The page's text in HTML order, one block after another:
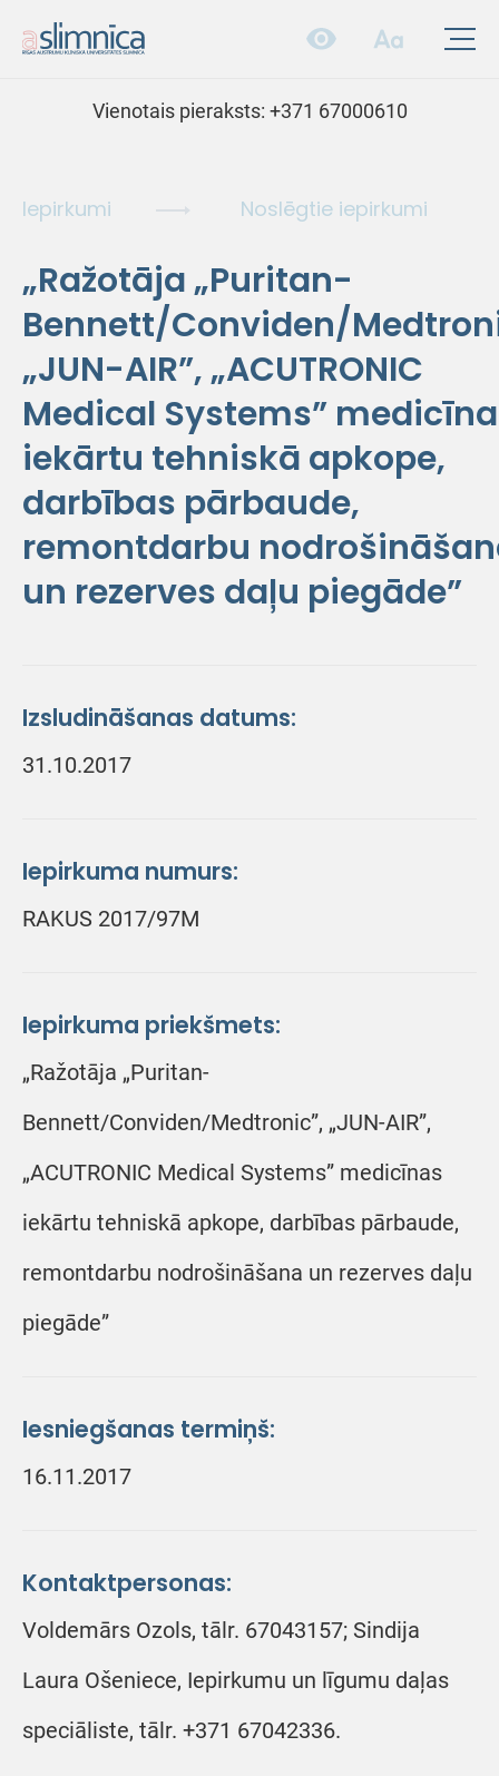
Vienotais pieraksts: +371 67000610
Iepirkumi Noslēgtie iepirkumi
„Ražotāja „Puritan-
Bennett/Conviden/
„JUN-AIR”, „ACUTRONIC
Medical Systems”
iekārtu tehniskā apkope,
darbības pārbaude,
remontdarbu
un rezerves daļu piegāde”
Izsludināšanas datums:
31.10.2017
Iepirkuma numurs:
RAKUS 2017/97M
Iepirkuma priekšmets:
„Ražotāja „Puritan-
Bennett/Conviden/Medtronic”, „JUN-AIR”,
„ACUTRONIC Medical Systems” medicīnas
iekārtu tehniskā apkope, darbības pārbaude,
remontdarbu nodrošināšana un rezerves daļu
piegāde”
Iesniegšanas termiņš:
16.11.2017
Kontaktpersonas:
Voldemārs Ozols, tālr. 67043157; Sindija
Laura Ošeniece, Iepirkumu un līgumu daļas
speciāliste, tālr. +371 67042336.